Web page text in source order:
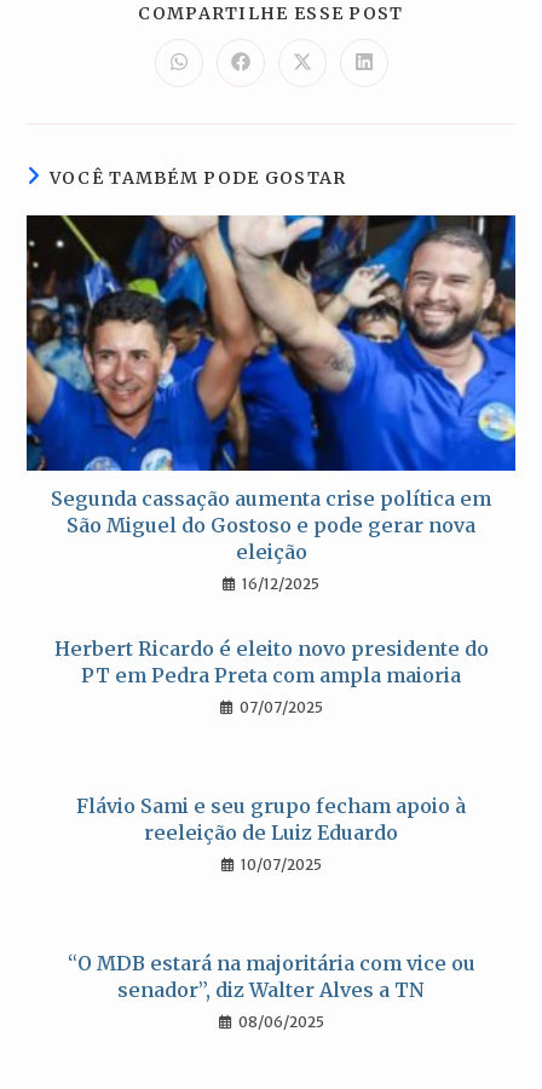
COMPARTILHE ESSE POST
Abre
em
nova
Abre
em
nova
Abre
em
nova
Abre
em
nova
VOCÊ TAMBÉM PODE GOSTAR
Segunda cassação aumenta crise política em
São Miguel do Gostoso e pode gerar nova
eleição
16/12/2025
Herbert Ricardo é eleito novo presidente do
PT em Pedra Preta com ampla maioria
07/07/2025
Flávio Sami e seu grupo fecham apoio à
reeleição de Luiz Eduardo
10/07/2025
“O MDB estará na majoritária com vice ou
senador”, diz Walter Alves a TN
08/06/2025